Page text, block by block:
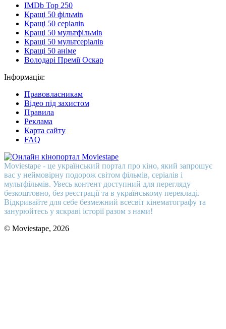
IMDb Top 250
Кращі 50 фільмів
Кращі 50 серіалів
Кращі 50 мультфільмів
Кращі 50 мультсеріалів
Кращі 50 аніме
Володарі Премії Оскар
Інформація:
Правовласникам
Відео під захистом
Правила
Реклама
Карта сайту
FAQ
Moviestape - це український портал про кіно, який запрошує
вас у неймовірну подорож світом фільмів, серіалів і
мультфільмів. Увесь контент доступний для перегляду
безкоштовно, без реєстрації та в українському перекладі.
Відкривайте для себе безмежний всесвіт кінематографу та
занурюйтесь у яскраві історії разом з нами!
© Moviestape, 2026